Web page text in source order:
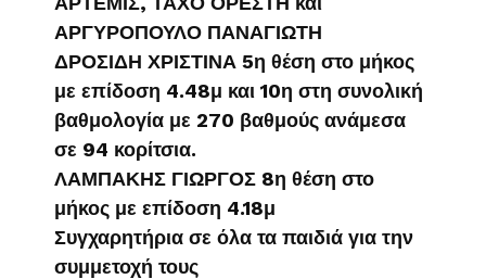
ΑΡΓΥΡΟΠΟΥΛΟ ΠΑΝΑΓΙΩΤΗ
ΔΡΟΣΙΔΗ ΧΡΙΣΤΙΝΑ 5η θέση στο μήκος
με επίδοση 4.48μ και 10η στη συνολική
βαθμολογία με 270 βαθμούς ανάμεσα
σε 94 κορίτσια.
ΛΑΜΠΑΚΗΣ ΓΙΩΡΓΟΣ 8η θέση στο
μήκος με επίδοση 4.18μ
Συγχαρητήρια σε όλα τα παιδιά για την
συμμετοχή τους